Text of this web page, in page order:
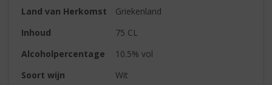
Land van Herkomst
Griekenland
Inhoud
75 CL
Alcoholpercentage
10.5% vol
Soort wijn
Wit